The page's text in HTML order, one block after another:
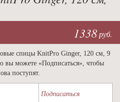
1338руб.
спицы KnitPro Ginger, 120 см, 9
вы можете «Подписаться», чтобы
поступят.
Подписаться